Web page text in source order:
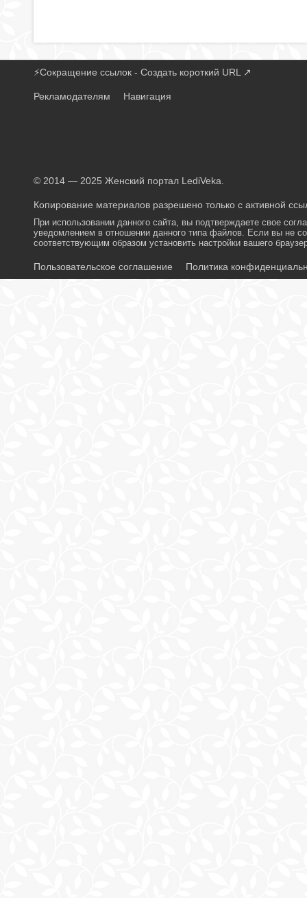
⚡Сокращение ссылок - Создать короткий URL↗
Рекламодателям Навигация
© 2014 — 2025 Женский портал LediVeka.
Копирование материалов разрешено только с активной
При использовании данного сайта, вы подтверждаете свое
уведомлением в отношении данного типа файлов. Если вы не
соответствующим образом установить настройки вашего
Пользовательское соглашение Политика